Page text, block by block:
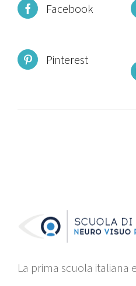
Facebook
Pinterest
La prima scuola italiana